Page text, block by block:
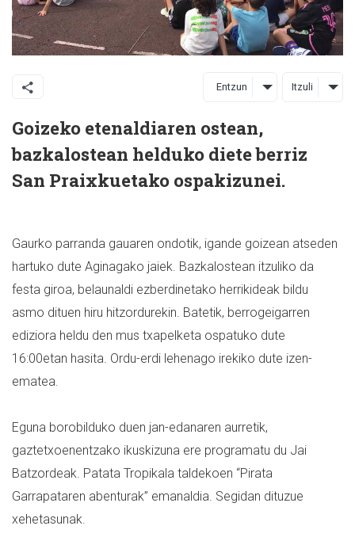
Entzun Itzuli
Goizeko etenaldiaren ostean,
bazkalostean helduko diete berriz
San Praixkuetako ospakizunei.
Gaurko parranda gauaren ondotik, igande goizean atseden
hartuko dute Aginagako jaiek. Bazkalostean itzuliko da
festa giroa, belaunaldi ezberdinetako herrikideak bildu
asmo dituen hiru hitzordurekin. Batetik, berrogeigarren
ediziora heldu den mus txapelketa ospatuko dute
16:00etan hasita. Ordu-erdi lehenago irekiko dute izen-
ematea.
Eguna borobilduko duen jan-edanaren aurretik,
gaztetxoenentzako ikuskizuna ere programatu du Jai
Batzordeak. Patata Tropikala taldekoen “Pirata
Garrapataren abenturak” emanaldia. Segidan dituzue
xehetasunak.